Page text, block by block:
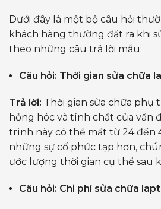
Dưới đây là một bộ câu hỏi
khách hàng thường đặt ra khi
theo những câu trả lời mẫu:
Câu hỏi: Thời gian sửa chữa
Trả lời: Thời gian sửa chữa phụ
hỏng hóc và tính chất của vấn
trình này có thể mất từ 24 đến
những sự cố phức tạp hơn,
ước lượng thời gian cụ thể sau
Câu hỏi: Chi phí sửa chữa